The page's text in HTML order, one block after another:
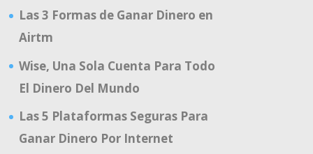
Las 3 Formas de Ganar Dinero en
Airtm
Wise, Una Sola Cuenta Para Todo
El Dinero Del Mundo
Las 5 Plataformas Seguras Para
Ganar Dinero Por Internet